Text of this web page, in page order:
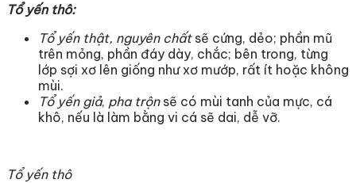
Tổ yến thô:
Tổ yến thật, nguyên chấtsẽ cứng, dẻo; phần mũ
trên mỏng, phần đáy dày, chắc; bên trong, từng
lớp sợi xơ lên giống như xơ mướp, rất ít hoặc không
mùi.
Tổ yến giả, pha trộnsẽ có mùi tanh của mực, cá
khô, nếu là làm bằng vi cá sẽ dai, dễ vỡ.
Tổ yến thô